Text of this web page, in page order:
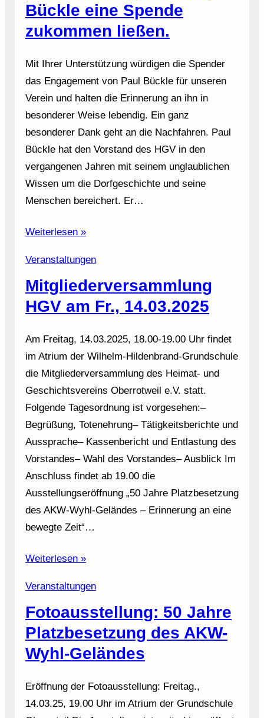
Bückle eine Spende
zukommen ließen.
Mit Ihrer Unterstützung würdigen die Spender
das Engagement von Paul Bückle für unseren
Verein und halten die Erinnerung an ihn in
besonderer Weise lebendig. Ein ganz
besonderer Dank geht an die Nachfahren. Paul
Bückle hat den Vorstand des HGV in den
vergangenen Jahren mit seinem unglaublichen
Wissen um die Dorfgeschichte und seine
Menschen bereichert. Er…
Weiterlesen »
Veranstaltungen
Mitgliederversammlung
HGV am Fr., 14.03.2025
Am Freitag, 14.03.2025, 18.00-19.00 Uhr findet
im Atrium der Wilhelm-Hildenbrand-Grundschule
die Mitgliederversammlung des Heimat- und
Geschichtsvereins Oberrotweil e.V. statt.
Folgende Tagesordnung ist vorgesehen:–
Begrüßung, Totenehrung– Tätigkeitsberichte und
Aussprache– Kassenbericht und Entlastung des
Vorstandes– Wahl des Vorstandes– Ausblick Im
Anschluss findet ab 19.00 die
Ausstellungseröffnung „50 Jahre Platzbesetzung
des AKW-Wyhl-Geländes – Erinnerung an eine
bewegte Zeit“…
Weiterlesen »
Veranstaltungen
Fotoausstellung: 50 Jahre
Platzbesetzung des AKW-
Wyhl-Geländes
Eröffnung der Fotoausstellung: Freitag.,
14.03.25, 19.00 Uhr im Atrium der Grundschule